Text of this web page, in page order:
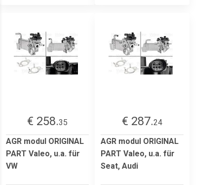
€ 258.35
AGR modul ORIGINAL
PART Valeo, u.a. für
VW
€ 287.24
AGR modul ORIGINAL
PART Valeo, u.a. für
Seat, Audi